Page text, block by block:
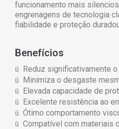
funcionamento mais
engrenagens de tecnologia
fiabilidade e proteção
Benefícios
ü Reduz significativamente
ü Minimiza o desgaste
ü Elevada capacidade de
ü Excelente resistência ao
ü Ótimo comportamento
ü Compatível com materiais